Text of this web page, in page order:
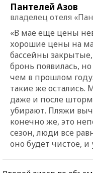
Пантелей Азов
владелец отеля
«В мае еще цены
хорошие цены на
бассейны
бронь появилась,
чем в прошлом
такие же остались.
даже и после
убирают. Пляжи
конечно же, это
сезон, люди все
оно будет чистое, и